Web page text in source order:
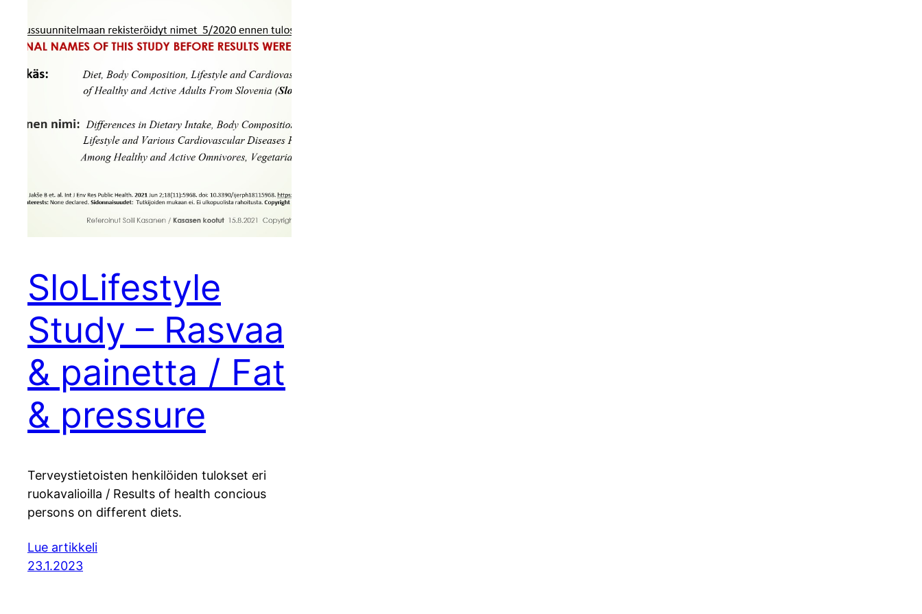
SloLifestyle
Study – Rasvaa
& painetta / Fat
& pressure
Terveystietoisten henkilöiden tulokset eri
ruokavalioilla / Results of health concious
persons on different diets.
Lue artikkeli
23.1.2023